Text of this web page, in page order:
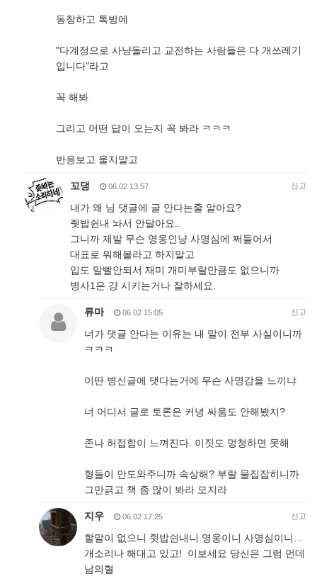
동창하고 톡방에
"다계정으로 사냥돌리고 교전하는 사람들은 다 개쓰레기
입니다"라고
꼭 해봐
그리고 어떤 답이 오는지 꼭 봐라 ㅋㅋㅋ
반응보고 울지말고
꼬댕 06.02 13:57 신고
내가 왜 님 댓글에 글 안다는줄 알아요?
줫밥쉰내 놔서 안달아요..
그니까 제발 무슨 영웅인냥 사명심에 쩌들어서
대표로 뭐해볼라고 하지말고
입도 말빨안되서 재미 개미부랄만큼도 없으니까
병사1은 걍 시키는거나 잘하세요.
류마 06.02 15:05 신고
너가 댓글 안다는 이유는 내 말이 전부 사실이니까
ㅋㅋㅋ
이딴 병신글에 댓다는거에 무슨 사명감을 느끼냐
너 어디서 글로 토론은 커녕 싸움도 안해봤지?
존나 허접함이 느껴진다. 이짓도 멍청하면 못해
형들이 안도와주니까 속상해? 부랄 물집잡히니까
그만긁고 책 좀 많이 봐라 모지라
지우 06.02 17:25 신고
할말이 없으니 쥣밥쉰내니 영웅이니 사명심이니...
개소리나 해대고 있고! 이보세요 당신은 그럼 먼데
남의혈